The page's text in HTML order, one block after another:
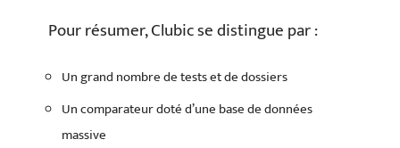
Pour résumer, Clubic se distingue par :
Un grand nombre de tests et de dossiers
Un comparateur doté d’une base de données
massive